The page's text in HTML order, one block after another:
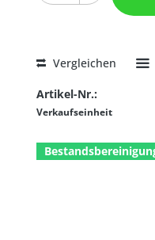
Vergleichen
Artikel-Nr.:
Verkaufseinheit